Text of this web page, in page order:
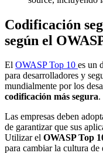
Codificación
según el
El OWASP Top 10 es un
para desarrolladores y
mundialmente por los
codificación más segura.
Las empresas deben
de garantizar que sus
Utilizar el OWASP Top
para cambiar la cultura